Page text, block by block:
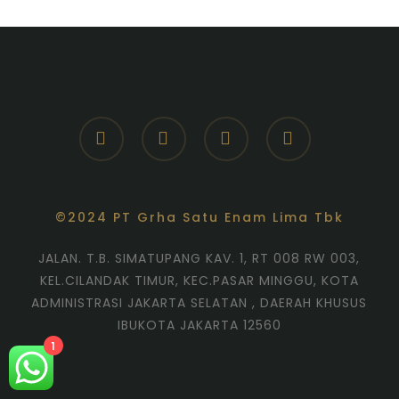
facebookyoutube instagramwhatsapp
©2024 PT Grha Satu Enam Lima Tbk
JALAN. T.B. SIMATUPANG KAV. 1, RT 008 RW 003,
KEL.CILANDAK TIMUR, KEC.PASAR MINGGU, KOTA
ADMINISTRASI JAKARTA SELATAN , DAERAH KHUSUS
IBUKOTA JAKARTA 12560
1